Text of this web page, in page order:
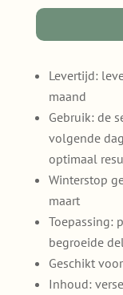
10
Levertijd:
maand
Gebruik: de
volgende
optimaal
Winterstop
maart
Toepassing:
begroeide
Geschikt
Inhoud: